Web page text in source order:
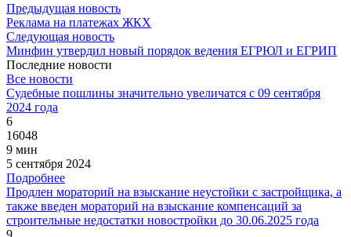
Предыдущая новость
Реклама на платежах ЖКХ
Следующая новость
Минфин утвердил новый порядок ведения ЕГРЮЛ и ЕГРИП
Последние новости
Все новости
Судебные пошлины значительно увеличатся с 09 сентября
2024 года
6
16048
9 мин
5 сентября 2024
Подробнее
Продлен мораторий на взыскание неустойки с застройщика, а
также введен мораторий на взыскание компенсаций за
строительные недостатки новостройки до 30.06.2025 года
9